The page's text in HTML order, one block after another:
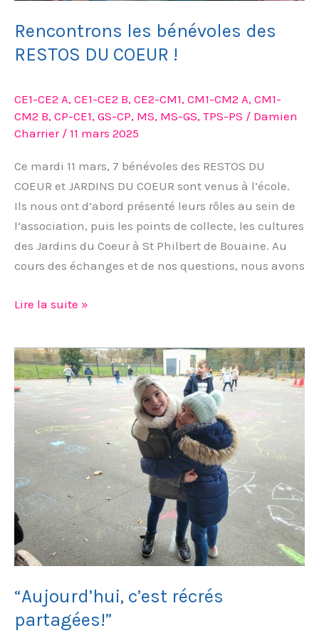
Rencontrons les bénévoles des
RESTOS DU COEUR !
CE1-CE2 A, CE1-CE2 B, CE2-CM1, CM1-CM2 A, CM1-
CM2 B, CP-CE1, GS-CP, MS, MS-GS, TPS-PS / Damien
Charrier / 11 mars 2025
Ce mardi 11 mars, 7 bénévoles des RESTOS DU
COEUR et JARDINS DU COEUR sont venus à l’école.
Ils nous ont d’abord présenté leurs rôles au sein de
l’association, puis les points de collecte, les cultures
des Jardins du Coeur à St Philbert de Bouaine. Au
cours des échanges et de nos questions, nous avons
Lire la suite »
“Aujourd’hui, c’est récrés
partagées!”
“Aujourd’hui,
c’est
récrés
partagées!”